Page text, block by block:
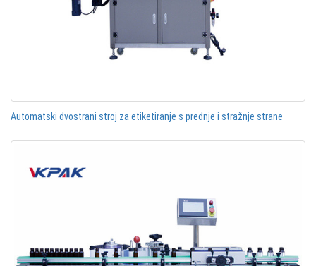
Automatski dvostrani stroj za etiketiranje s prednje i stražnje strane